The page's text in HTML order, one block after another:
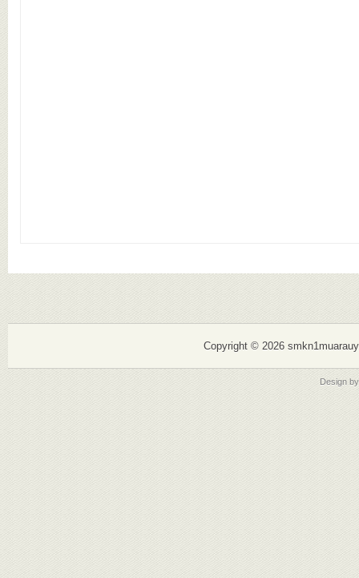
Copyright © 2026
Design